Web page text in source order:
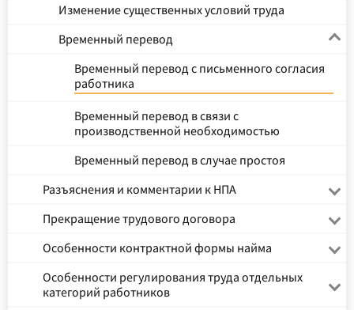
Изменение существенных условий труда
Временный перевод
Временный перевод с письменного согласия
работника
Временный перевод в связи с
производственной необходимостью
Временный перевод в случае простоя
Разъяснения и комментарии к НПА
Прекращение трудового договора
Особенности контрактной формы найма
Особенности регулирования труда отдельных
категорий работников